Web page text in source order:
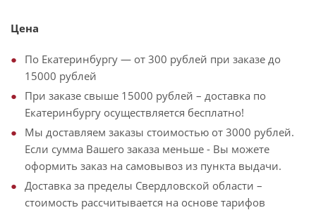
Цена
По Екатеринбургу — от 300 рублей при заказе до
15000 рублей
При заказе свыше 15000 рублей – доставка по
Екатеринбургу осуществляется бесплатно!
Мы доставляем заказы стоимостью от 3000 рублей.
Если сумма Вашего заказа меньше - Вы можете
оформить заказ на самовывоз из пункта выдачи.
Доставка за пределы Свердловской области –
стоимость рассчитывается на основе тарифов